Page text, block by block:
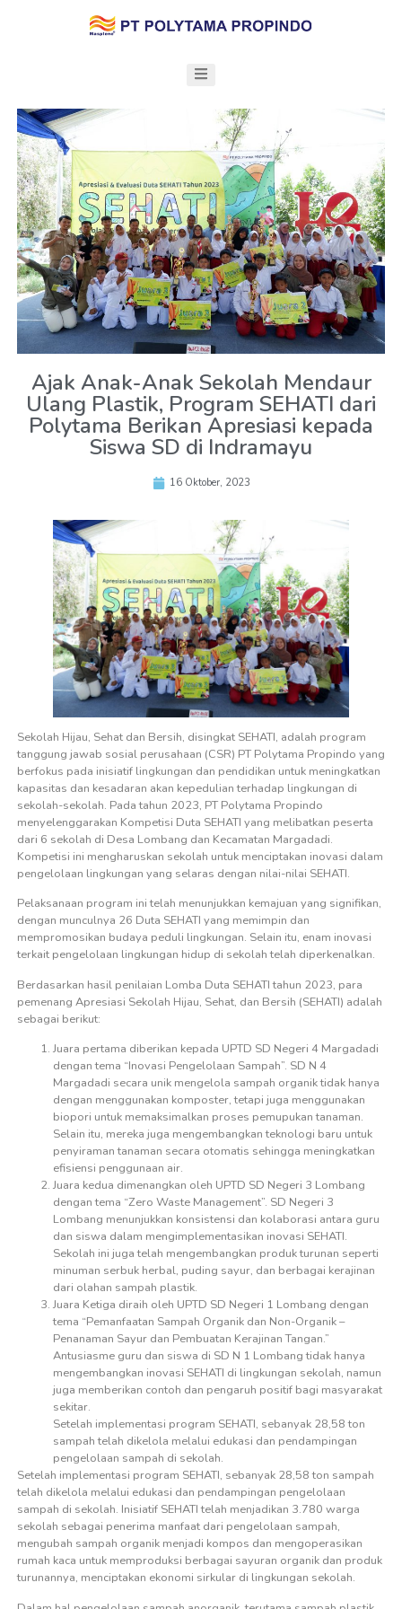
Ajak Anak-Anak Sekolah Mendaur
Ulang Plastik, Program SEHATI dari
Polytama Berikan Apresiasi kepada
Siswa SD di Indramayu
16 Oktober, 2023
Sekolah Hijau, Sehat dan Bersih, disingkat SEHATI, adalah program
tanggung jawab sosial perusahaan (CSR) PT Polytama Propindo yang
berfokus pada inisiatif lingkungan dan pendidikan untuk meningkatkan
kapasitas dan kesadaran akan kepedulian terhadap lingkungan di
sekolah-sekolah. Pada tahun 2023, PT Polytama Propindo
menyelenggarakan Kompetisi Duta SEHATI yang melibatkan peserta
dari 6 sekolah di Desa Lombang dan Kecamatan Margadadi.
Kompetisi ini mengharuskan sekolah untuk menciptakan inovasi dalam
pengelolaan lingkungan yang selaras dengan nilai-nilai SEHATI.
Pelaksanaan program ini telah menunjukkan kemajuan yang signifikan,
dengan munculnya 26 Duta SEHATI yang memimpin dan
mempromosikan budaya peduli lingkungan. Selain itu, enam inovasi
terkait pengelolaan lingkungan hidup di sekolah telah diperkenalkan.
Berdasarkan hasil penilaian Lomba Duta SEHATI tahun 2023, para
pemenang Apresiasi Sekolah Hijau, Sehat, dan Bersih (SEHATI) adalah
sebagai berikut:
Juara pertama diberikan kepada UPTD SD Negeri 4 Margadadi
dengan tema “Inovasi Pengelolaan Sampah”. SD N 4
Margadadi secara unik mengelola sampah organik tidak hanya
dengan menggunakan komposter, tetapi juga menggunakan
biopori untuk memaksimalkan proses pemupukan tanaman.
Selain itu, mereka juga mengembangkan teknologi baru untuk
penyiraman tanaman secara otomatis sehingga meningkatkan
efisiensi penggunaan air.
Juara kedua dimenangkan oleh UPTD SD Negeri 3 Lombang
dengan tema “Zero Waste Management”. SD Negeri 3
Lombang menunjukkan konsistensi dan kolaborasi antara guru
dan siswa dalam mengimplementasikan inovasi SEHATI.
Sekolah ini juga telah mengembangkan produk turunan seperti
minuman serbuk herbal, puding sayur, dan berbagai kerajinan
dari olahan sampah plastik.
Juara Ketiga diraih oleh UPTD SD Negeri 1 Lombang dengan
tema “Pemanfaatan Sampah Organik dan Non-Organik –
Penanaman Sayur dan Pembuatan Kerajinan Tangan.”
Antusiasme guru dan siswa di SD N 1 Lombang tidak hanya
mengembangkan inovasi SEHATI di lingkungan sekolah, namun
juga memberikan contoh dan pengaruh positif bagi masyarakat
sekitar.
Setelah implementasi program SEHATI, sebanyak 28,58 ton
sampah telah dikelola melalui edukasi dan pendampingan
pengelolaan sampah di sekolah.
Setelah implementasi program SEHATI, sebanyak 28,58 ton sampah
telah dikelola melalui edukasi dan pendampingan pengelolaan
sampah di sekolah. Inisiatif SEHATI telah menjadikan 3.780 warga
sekolah sebagai penerima manfaat dari pengelolaan sampah,
mengubah sampah organik menjadi kompos dan mengoperasikan
rumah kaca untuk memproduksi berbagai sayuran organik dan produk
turunannya, menciptakan ekonomi sirkular di lingkungan sekolah.